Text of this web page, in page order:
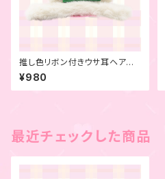
推し色リボン付きウサ耳ヘアピ
ン グリーン
¥980
最近チェックした商品